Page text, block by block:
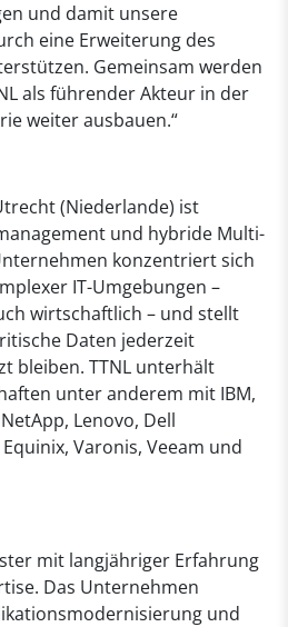
und damit unsere
eine Erweiterung des
Gemeinsam werden
als führender Akteur in der
weiter ausbauen.“
(Niederlande) ist
und hybride Multi-
konzentriert sich
IT-Umgebungen –
wirtschaftlich – und stellt
Daten jederzeit
bleiben. TTNL unterhält
unter anderem mit IBM,
Lenovo, Dell
Varonis, Veeam und
mit langjähriger Erfahrung
Das Unternehmen
und